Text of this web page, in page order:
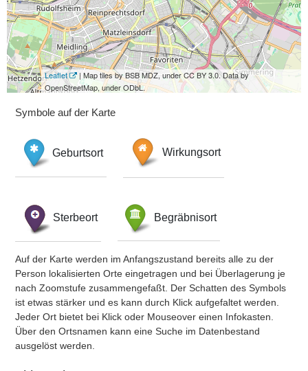
Leaflet
| Map tiles by BSB MDZ, under CC BY 3.0. Data by
OpenStreetMap, under ODbL.
Symbole auf der Karte
Geburtsort Wirkungsort
Sterbeort Begräbnisort
Auf der Karte werden im Anfangszustand bereits alle zu der
Person lokalisierten Orte eingetragen und bei Überlagerung je
nach Zoomstufe zusammengefaßt. Der Schatten des Symbols
ist etwas stärker und es kann durch Klick aufgefaltet werden.
Jeder Ort bietet bei Klick oder Mouseover einen Infokasten.
Über den Ortsnamen kann eine Suche im Datenbestand
ausgelöst werden.